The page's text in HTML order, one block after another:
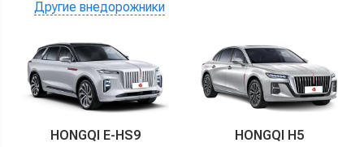
Другие внедорожники
HONGQI E-HS9 HONGQI H5